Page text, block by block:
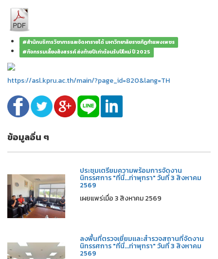
#สำนักบริการวิชาการและจัดหารายได้ มหาวิทยาลัยราชภัฏกำแพงเพชร
#กิจกรรมเลี้ยงสังสรรค์ ส่งท้ายปีเก่าต้อนรับปีใหม่ ปี 2025
https://asl.kpru.ac.th/main/?page_id=820&lang=TH
ข้อมูลอื่น ๆ
ประชุมเตรียมความพร้อมการจัดงาน
นิทรรศการ "ที่นี่...ท่าพุทรา" วันที่ 3 สิงหาคม
2569
เผยแพร่เมื่อ 3 สิงหาคม 2569
ลงพื้นที่ตรวจเยี่ยมและสำรวจสถานที่จัดงาน
นิทรรศการ "ที่นี่...ท่าพุทรา" วันที่ 3 สิงหาคม
2569